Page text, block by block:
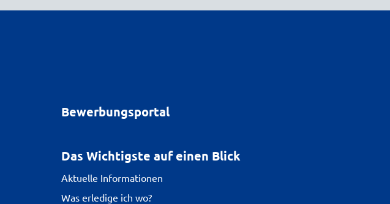
Bewerbungsportal
Das Wichtigste auf einen Blick
Aktuelle Informationen
Was erledige ich wo?